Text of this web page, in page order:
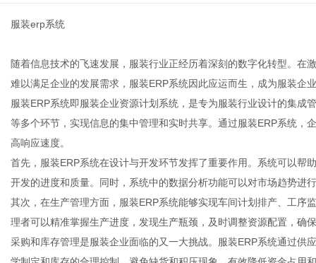
服装erp系统
随着信息技术的飞速发展，服装行业正经历着深刻的数字化转型。在
难以满足企业的发展需求，服装ERP系统因此应运而生，成为服装企
服装ERP系统即服装企业资源计划系统，是专为服装行业设计的集成
等多个环节，实现信息的集中管理和实时共享。通过服装ERP系统，
高响应速度。
首先，服装ERP系统在设计与开发环节发挥了重要作用。系统可以帮
开发的进度和质量。同时，系统中的数据分析功能可以对市场趋势进
其次，在生产管理方面，服装ERP系统能够实现车间计划排产、工序
理者可以精准掌握生产进度，发现生产瓶颈，及时调整资源配置，确
采购和库存管理是服装企业面临的又一大挑战。服装ERP系统通过供